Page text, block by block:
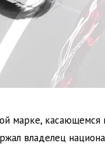
марке, касающемся
владелец